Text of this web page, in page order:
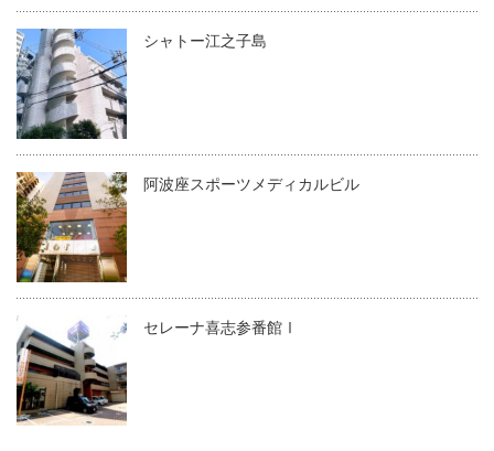
シャトー江之子島
阿波座スポーツメディカルビル
セレーナ喜志参番館Ⅰ